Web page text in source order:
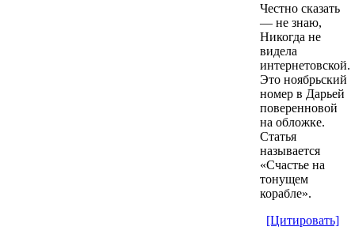
Честно сказать
— не знаю,
Никогда не
видела
интернетовской.
Это ноябрьский
номер в Дарьей
поверенновой
на обложке.
Статья
называется
«Счастье на
тонущем
корабле».
[Цитировать]